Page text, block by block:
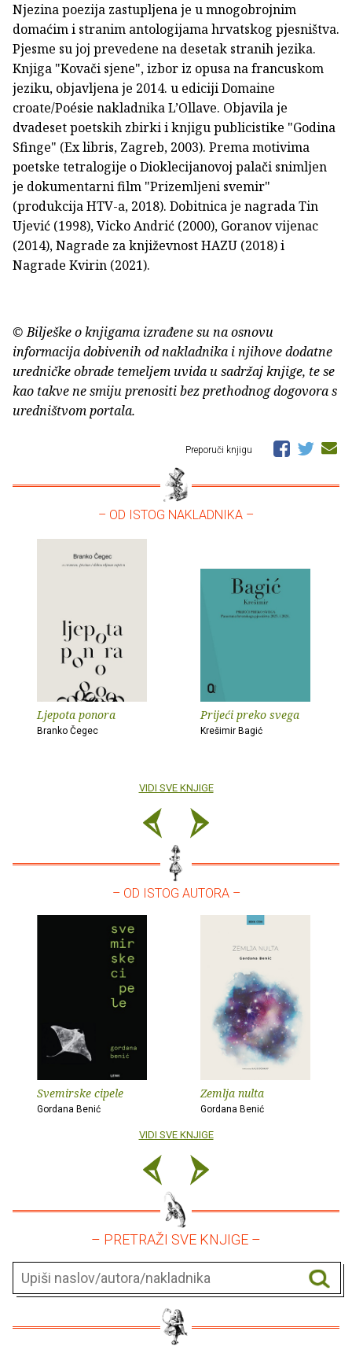
Njezina poezija zastupljena je u mnogobrojnim
domaćim i stranim antologijama hrvatskog pjesništva.
Pjesme su joj prevedene na desetak stranih jezika.
Knjiga "Kovači sjene", izbor iz opusa na francuskom
jeziku, objavljena je 2014. u ediciji Domaine
croate/Poésie nakladnika L’Ollave. Objavila je
dvadeset poetskih zbirki i knjigu publicistike "Godina
Sfinge" (Ex libris, Zagreb, 2003). Prema motivima
poetske tetralogije o Dioklecijanovoj palači snimljen
je dokumentarni film "Prizemljeni svemir"
(produkcija HTV-a, 2018). Dobitnica je nagrada Tin
Ujević (1998), Vicko Andrić (2000), Goranov vijenac
(2014), Nagrade za književnost HAZU (2018) i
Nagrade Kvirin (2021).
© Bilješke o knjigama izrađene su na osnovu
informacija dobivenih od nakladnika i njihove dodatne
uredničke obrade temeljem uvida u sadržaj knjige, te se
kao takve ne smiju prenositi bez prethodnog dogovora s
uredništvom portala.
Preporuči knjigu
– OD ISTOG NAKLADNIKA –
Ljepota ponora
Branko Čegec
Prijeći preko svega
Krešimir Bagić
VIDI SVE KNJIGE
– OD ISTOG AUTORA –
Svemirske cipele
Gordana Benić
Zemlja nulta
Gordana Benić
VIDI SVE KNJIGE
– PRETRAŽI SVE KNJIGE –